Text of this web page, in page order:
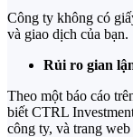
Công ty không có
và giao dịch của bạn.
Rủi ro gian
Theo một báo cáo
biết CTRL
công ty, và trang